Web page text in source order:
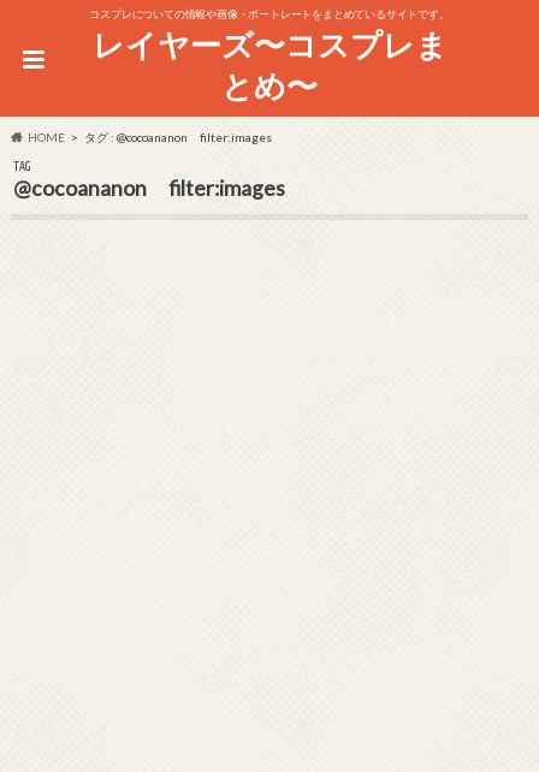
コスプレについての情報や画像・ポートレートをまとめているサイトです。
レイヤーズ〜コスプレま
とめ〜
HOME タグ : @cocoananon filter:images
TAG
@cocoananon filter:images